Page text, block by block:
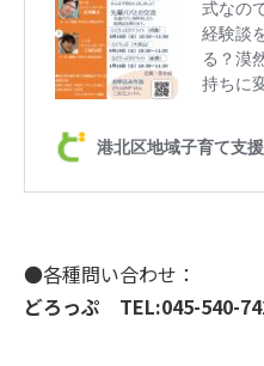
●各種問い合わせ：
どろっぷ TEL:045-540-